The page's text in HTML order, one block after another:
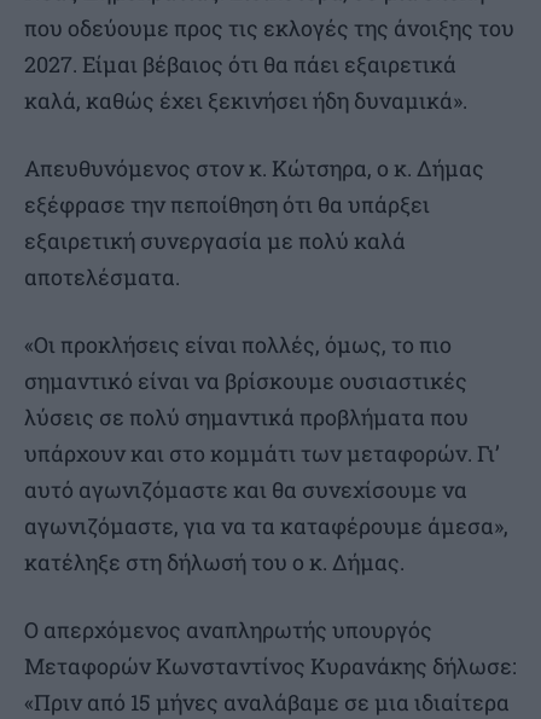
που οδεύουμε προς τις εκλογές της άνοιξης του
2027. Είμαι βέβαιος ότι θα πάει εξαιρετικά
καλά, καθώς έχει ξεκινήσει ήδη δυναμικά».
Απευθυνόμενος στον κ. Κώτσηρα, ο κ. Δήμας
εξέφρασε την πεποίθηση ότι θα υπάρξει
εξαιρετική συνεργασία με πολύ καλά
αποτελέσματα.
«Οι προκλήσεις είναι πολλές, όμως, το πιο
σημαντικό είναι να βρίσκουμε ουσιαστικές
λύσεις σε πολύ σημαντικά προβλήματα που
υπάρχουν και στο κομμάτι των μεταφορών. Γι’
αυτό αγωνιζόμαστε και θα συνεχίσουμε να
αγωνιζόμαστε, για να τα καταφέρουμε άμεσα»,
κατέληξε στη δήλωσή του ο κ. Δήμας.
Ο απερχόμενος αναπληρωτής υπουργός
Μεταφορών Κωνσταντίνος Κυρανάκης δήλωσε:
«Πριν από 15 μήνες αναλάβαμε σε μια ιδιαίτερα